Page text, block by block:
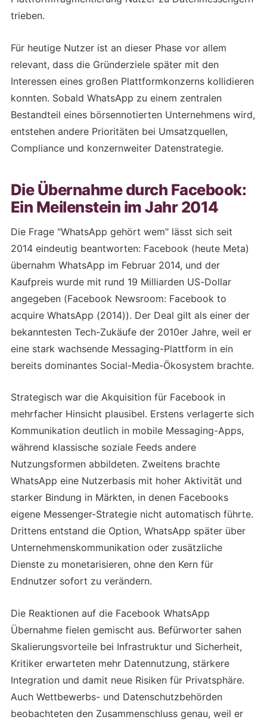
trieben.
Für heutige Nutzer ist an dieser Phase vor allem
relevant, dass die Gründerziele später mit den
Interessen eines großen Plattformkonzerns kollidieren
konnten. Sobald WhatsApp zu einem zentralen
Bestandteil eines börsennotierten Unternehmens wird,
entstehen andere Prioritäten bei Umsatzquellen,
Compliance und konzernweiter Datenstrategie.
Die Übernahme durch Facebook:
Ein Meilenstein im Jahr 2014
Die Frage "WhatsApp gehört wem" lässt sich seit
2014 eindeutig beantworten: Facebook (heute Meta)
übernahm WhatsApp im Februar 2014, und der
Kaufpreis wurde mit rund 19 Milliarden US-Dollar
angegeben (Facebook Newsroom: Facebook to
acquire WhatsApp (2014)). Der Deal gilt als einer der
bekanntesten Tech-Zukäufe der 2010er Jahre, weil er
eine stark wachsende Messaging-Plattform in ein
bereits dominantes Social-Media-Ökosystem brachte.
Strategisch war die Akquisition für Facebook in
mehrfacher Hinsicht plausibel. Erstens verlagerte sich
Kommunikation deutlich in mobile Messaging-Apps,
während klassische soziale Feeds andere
Nutzungsformen abbildeten. Zweitens brachte
WhatsApp eine Nutzerbasis mit hoher Aktivität und
starker Bindung in Märkten, in denen Facebooks
eigene Messenger-Strategie nicht automatisch führte.
Drittens entstand die Option, WhatsApp später über
Unternehmenskommunikation oder zusätzliche
Dienste zu monetarisieren, ohne den Kern für
Endnutzer sofort zu verändern.
Die Reaktionen auf die Facebook WhatsApp
Übernahme fielen gemischt aus. Befürworter sahen
Skalierungsvorteile bei Infrastruktur und Sicherheit,
Kritiker erwarteten mehr Datennutzung, stärkere
Integration und damit neue Risiken für Privatsphäre.
Auch Wettbewerbs- und Datenschutzbehörden
beobachteten den Zusammenschluss genau, weil er